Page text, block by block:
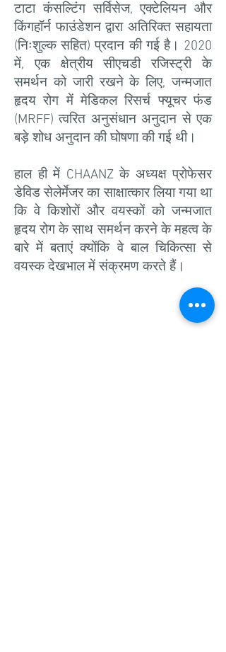
टाटा कंसल्टिंग सर्विसेज, एक्टेलियन और
किंगहॉर्न फाउंडेशन द्वारा अतिरिक्त सहायता
(निःशुल्क सहित) प्रदान की गई है। 2020
में, एक क्षेत्रीय सीएचडी रजिस्ट्री के
समर्थन को जारी रखने के लिए, जन्मजात
हृदय रोग में मेडिकल रिसर्च फ्यूचर फंड
(MRFF) त्वरित अनुसंधान अनुदान से एक
बड़े शोध अनुदान की घोषणा की गई थी।
हाल ही में CHAANZ के अध्यक्ष प्रोफेसर
डेविड सेलेर्मेजर का साक्षात्कार लिया गया था
कि वे किशोरों और वयस्कों को जन्मजात
हृदय रोग के साथ समर्थन करने के महत्व के
बारे में बताएं क्योंकि वे बाल चिकित्सा से
वयस्क देखभाल में संक्रमण करते हैं।